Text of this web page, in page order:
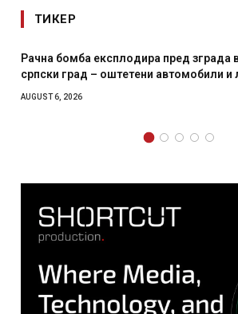
ТИКЕР
пред зграда во главниот
автомобили и локали
И